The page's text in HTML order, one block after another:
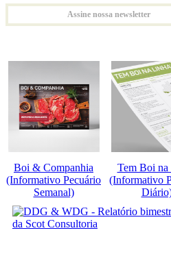
Assine nossa newsletter
Boi & Companhia
(Informativo Pecuário
Semanal)
Tem Boi
(Informativo